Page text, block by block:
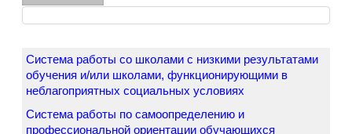
Система работы со школами с низкими результатами
обучения и/или школами, функционирующими в
неблагоприятных социальных условиях
Система работы по самоопределению и
профессиональной ориентации обучающихся